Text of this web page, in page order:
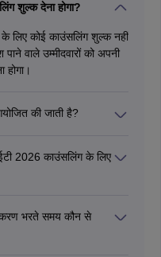
शुल्क देना होगा?
के लिए कोई काउंसलिंग शुल्क नहीं
वाले उम्मीदवारों को अपनी
की जाती है?
होते हैं।
2026 काउंसलिंग के लिए
भरते समय कौन से